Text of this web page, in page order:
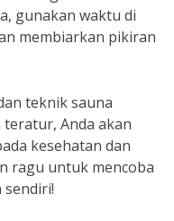
gunakan waktu di
membiarkan pikiran
teknik sauna
Anda akan
kesehatan dan
ragu untuk mencoba
sendiri!